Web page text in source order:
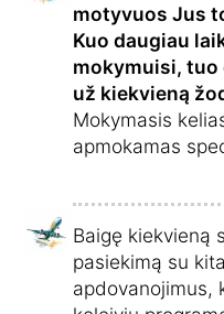
motyvuos Jus
Kuo daugiau
mokymuisi,
už kiekvieną
Mokymasis
apmokamas
Baigę kiekvieną
pasiekimą su
apdovanojimus,